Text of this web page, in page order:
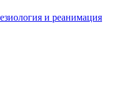
и реанимация